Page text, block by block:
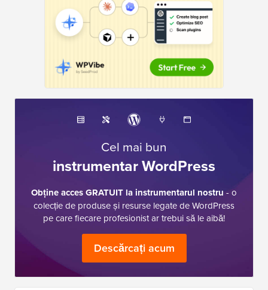
Cel mai bun
instrumentar WordPress
Obține acces GRATUIT la instrumentarul nostru - o
colecție de produse și resurse legate de WordPress
pe care fiecare profesionist ar trebui să le aibă!
Descărcați acum